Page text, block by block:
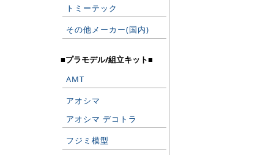
トミーテック
その他メーカー(国内)
■プラモデル/組立キット■
AMT
アオシマ
アオシマ デコトラ
フジミ模型